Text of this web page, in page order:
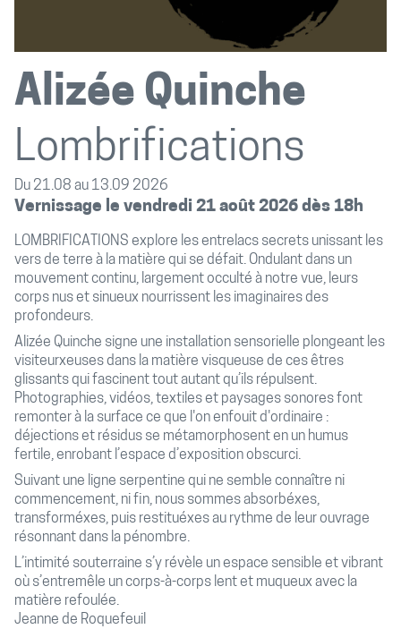
Alizée Quinche
Lombrifications
Du 21.08 au 13.09 2026
Vernissage le vendredi 21 août 2026 dès 18h
LOMBRIFICATIONS explore les entrelacs secrets unissant les
vers de terre à la matière qui se défait. Ondulant dans un
mouvement continu, largement occulté à notre vue, leurs
corps nus et sinueux nourrissent les imaginaires des
profondeurs.
Alizée Quinche signe une installation sensorielle plongeant les
visiteurxeuses dans la matière visqueuse de ces êtres
glissants qui fascinent tout autant qu’ils répulsent.
Photographies, vidéos, textiles et paysages sonores font
remonter à la surface ce que l'on enfouit d'ordinaire :
déjections et résidus se métamorphosent en un humus
fertile, enrobant l’espace d’exposition obscurci.
Suivant une ligne serpentine qui ne semble connaître ni
commencement, ni fin, nous sommes absorbéxes,
transforméxes, puis restituéxes au rythme de leur ouvrage
résonnant dans la pénombre.
L’intimité souterraine s’y révèle un espace sensible et vibrant
où s’entremêle un corps-à-corps lent et muqueux avec la
matière refoulée.
Jeanne de Roquefeuil